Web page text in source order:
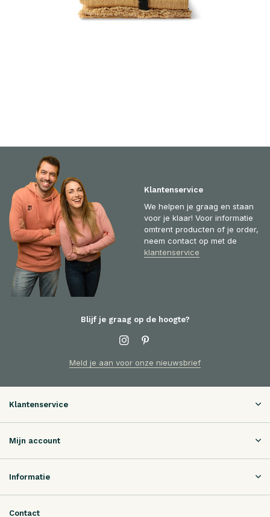
Klantenservice
We helpen je graag en staan
voor je klaar! Voor informatie
omtrent producten of je order,
neem contact op met de
klantenservice
Blijf je graag op de hoogte?
Meld je aan voor onze nieuwsbrief
Klantenservice
Mijn account
Informatie
Contact